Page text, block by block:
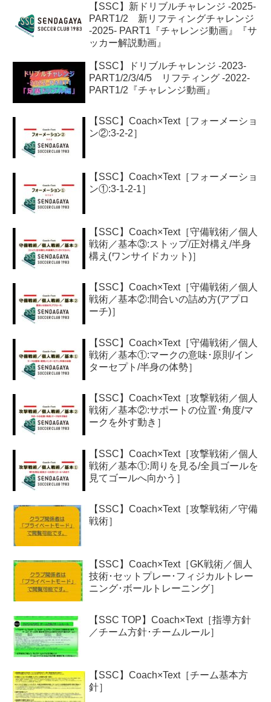
【SSC】新ドリブルチャレンジ -2025-
PART1/2 新リフティングチャレンジ
-2025- PART1『チャレンジ動画』『サ
ッカー解説動画』
【SSC】ドリブルチャレンジ -2023-
PART1/2/3/4/5 リフティング -2022-
PART1/2『チャレンジ動画』
【SSC】Coach×Text［フォーメーショ
ン②:3-2-2］
【SSC】Coach×Text［フォーメーショ
ン①:3-1-2-1］
【SSC】Coach×Text［守備戦術／個人
戦術／基本③:ストップ/正対構え/半身
構え(ワンサイドカット)］
【SSC】Coach×Text［守備戦術／個人
戦術／基本②:間合いの詰め方(アプロ
ーチ)］
【SSC】Coach×Text［守備戦術／個人
戦術／基本①:マークの意味･原則/イン
ターセプト/半身の体勢］
【SSC】Coach×Text［攻撃戦術／個人
戦術／基本②:サポートの位置･角度/マ
ークを外す動き］
【SSC】Coach×Text［攻撃戦術／個人
戦術／基本①:周りを見る/全員ゴールを
見てゴールへ向かう］
【SSC】Coach×Text［攻撃戦術／守備
戦術］
【SSC】Coach×Text［GK戦術／個人
技術･セットプレー･フィジカルトレー
ニング･ボールトレーニング］
【SSC TOP】Coach×Text［指導方針
／チーム方針･チームルール］
【SSC】Coach×Text［チーム基本方
針］